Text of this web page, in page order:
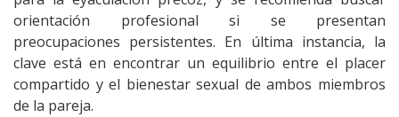
orientación profesional si se presentan
preocupaciones persistentes. En última instancia, la
clave está en encontrar un equilibrio entre el placer
compartido y el bienestar sexual de ambos miembros
de la pareja.